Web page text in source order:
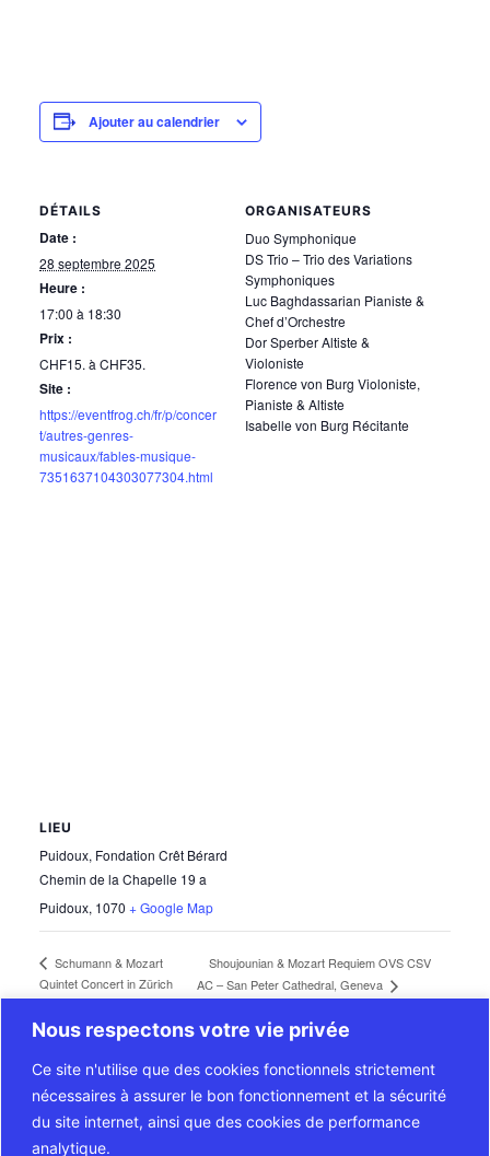
Nous respectons votre vie privée
Ce site n'utilise que des cookies fonctionnels strictement
nécessaires à assurer le bon fonctionnement et la sécurité
du site internet, ainsi que des cookies de performance
analytique.
Ajouter au calendrier
DÉTAILS
Date :
28 septembre 2025
Heure :
17:00 à 18:30
Prix :
CHF15. à CHF35.
Site :
https://eventfrog.ch/fr/p/concer
t/autres-genres-
musicaux/fables-musique-
7351637104303077304.html
ORGANISATEURS
Duo Symphonique
DS Trio – Trio des Variations
Symphoniques
Luc Baghdassarian Pianiste &
Chef d’Orchestre
Dor Sperber Altiste &
Violoniste
Florence von Burg Violoniste,
Pianiste & Altiste
Isabelle von Burg Récitante
LIEU
Puidoux, Fondation Crêt Bérard
Chemin de la Chapelle 19 a
Puidoux, 1070 + Google Map
Schumann & Mozart
Quintet Concert in Zürich
Shoujounian & Mozart Requiem OVS CSV
AC – San Peter Cathedral, Geneva